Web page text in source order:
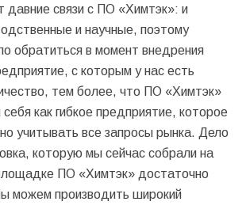
связи с ПО «Химтэк»: и
и научные, поэтому
обратиться в момент внедрения
с которым у нас есть
тем более, что ПО «Химтэк»
как гибкое предприятие, которое
учитывать все запросы рынка. Дело
которую мы сейчас собрали на
ПО «Химтэк» достаточно
можем производить широкий